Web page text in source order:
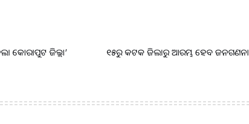
କୋରାପୁଟ ଜିଲ୍ଲା’ ୧୫ରୁ କଟକ ଜିଲାରୁ ଆରମ୍ଭ ହେବ ଜନଗଣନା